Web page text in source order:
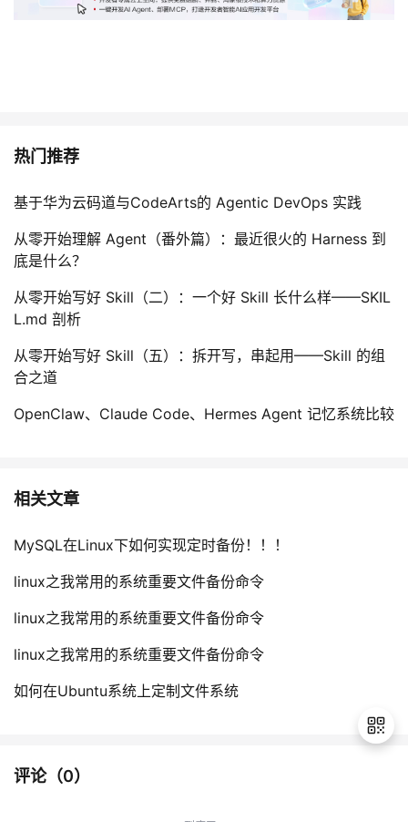
热门推荐
基于华为云码道与CodeArts的 Agentic DevOps 实践
从零开始理解 Agent（番外篇）：最近很火的 Harness 到
底是什么？
从零开始写好 Skill（二）：一个好 Skill 长什么样——SKIL
L.md 剖析
从零开始写好 Skill（五）：拆开写，串起用——Skill 的组
合之道
OpenClaw、Claude Code、Hermes Agent 记忆系统比较
相关文章
MySQL在Linux下如何实现定时备份！！！
linux之我常用的系统重要文件备份命令
linux之我常用的系统重要文件备份命令
linux之我常用的系统重要文件备份命令
如何在Ubuntu系统上定制文件系统
评论（0）